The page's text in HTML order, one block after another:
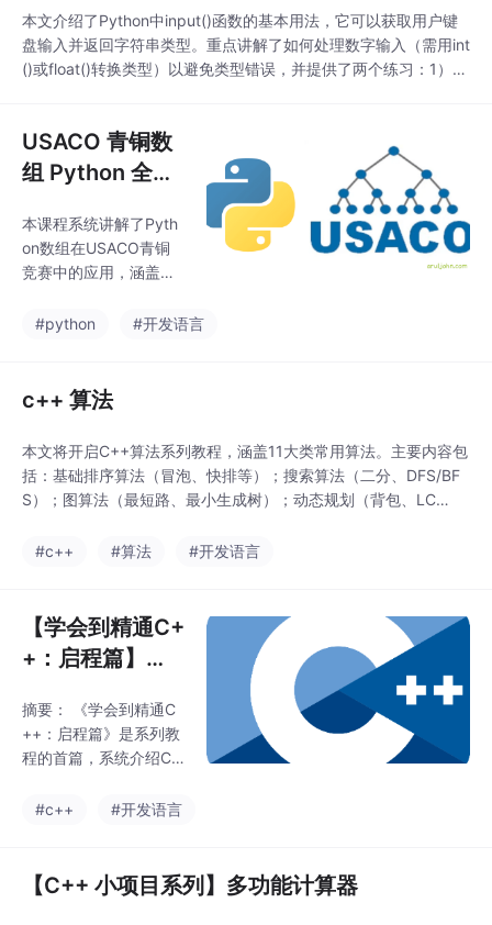
数自定义分隔符。文章
还提供了两个练习：输
出姓名年龄组合，以及
用->连接水果名称。内
功能、多值输出和简单
格式控制。
本文介绍了Python中input()函数的基本用法，它可以获取用户键
盘输入并返回字符串类型。重点讲解了如何处理数字输入（需用int
()或float()转换类型）以避免类型错误，并提供了两个练习：1）获
USACO 青铜数
组 Python 全课
本课程系统讲解了Pyth
on数组在USACO青铜
竞赛中的应用，涵盖数
数频率、前缀和、排序
USACO输入处理、扫描
模拟模式、频率统计方
法（使用字典/Counte
r）、前缀和构建与应
用、排序组合策略，并
提供5个典型例题解
合解题（扫描+计数+排
用内置函数、注意复杂
度）。通过3
#python #开发语言
c++ 算法
本文将开启C++算法系列教程，涵盖11大类常用算法。主要内容包
括：基础排序算法（冒泡、快排等）；搜索算法（二分、DFS/BF
S）；图算法（最短路、最小生成树）；动态规划（背包、LC
CD）；字符串处理（KMP、Trie）；几何算法（凸包、点位置判
#c++ #算法 #开发语言
【学会到精通C+
+：启程篇】
+的力量
摘要： 《学会到精通C
++：启程篇》是系列教
程的首篇，系统介绍C+
线。C++以高性能、多
开发、嵌入式等）成为
不可替代的语言。学习
#c++ #开发语言
【C++ 小项目系列】多功能计算器